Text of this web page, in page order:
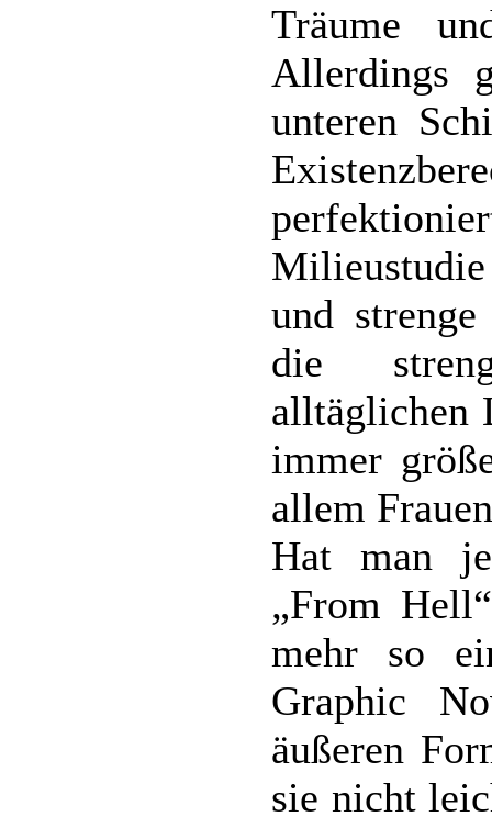
Träume
Allerdings
unteren
und
die
alltäglichen
immer
allem
Hat man
„From
mehr so
Graphic
äußeren
sie nicht